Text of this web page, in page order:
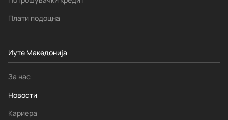
Плати подоцна
Иуте Македонија
За нас
Новости
Кариера